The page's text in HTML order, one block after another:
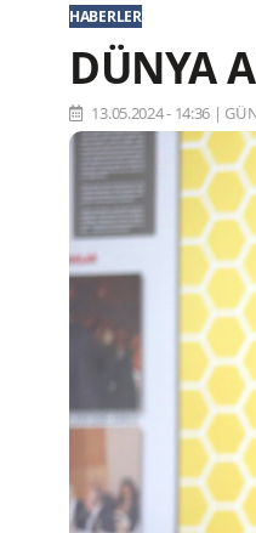
HABERLER
DÜNYA
13.05.2024 - 14:36 |